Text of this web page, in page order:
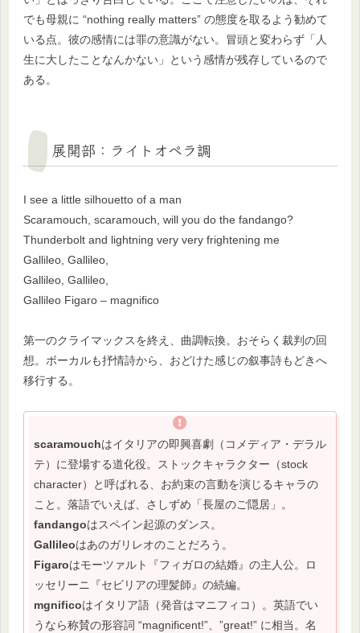
でも母親に “nothing really matters” の態度を取るよう勧めて
いる点。彼の感情には罪の意識がない。冒頭と変わらず「人
生に大したことなんかない」という感情が残存しているので
ある。
展開部：ライトオペラ調
I see a little silhouetto of a man
Scaramouch, scaramouch, will you do the fandango?
Thunderbolt and lightning very very frightening me
Gallileo, Gallileo,
Gallileo, Gallileo,
Gallileo Figaro – magnifico
第一のクライマックスを終え、曲調転換。おそらく裁判の回
想。ボーカルも抒情詩から、おどけた感じの叙事詩もどきへ
移行する。
scaramouchはイタリアの即興喜劇（コメディア・デラル
テ）に登場する道化役。ストックキャラクター（stock
character）と呼ばれる、お約束の言動を演じるキャラの
こと。落語でいえば、さしずめ「長屋のご隠居」。
fandangoはスペイン起源のダンス。
Gallileoはあのガリレオのことだろう。
Figaroはモーツァルト『フィガロの結婚』の主人公。ロ
ッセリーニ『セビリアの理髪師』の続編。
mgnificoはイタリア語（発音はマニフィコ）。英語でい
うなら称賛の形容詞 “magnificent!”、”great!” に相当。名